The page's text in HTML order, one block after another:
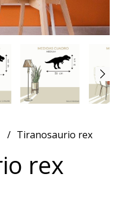
Tiranosaurio rex
rex